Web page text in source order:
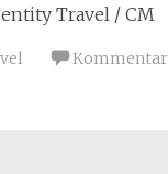
Travel / CM
Kommentar